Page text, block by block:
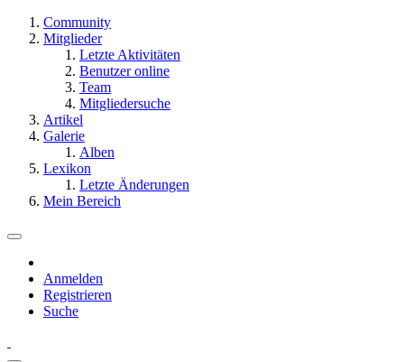
Community
Mitglieder
Letzte Aktivitäten
Benutzer online
Team
Mitgliedersuche
Artikel
Galerie
Alben
Lexikon
Letzte Änderungen
Mein Bereich
Anmelden
Registrieren
Suche